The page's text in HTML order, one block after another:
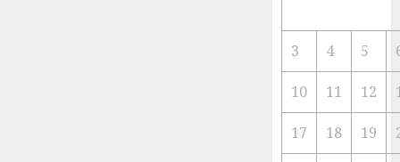
3 4 5
10 11 12
17 18 19